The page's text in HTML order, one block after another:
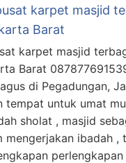
karpet masjid
Barat
karpet masjid
Barat
di Pegadungan,
tempat untuk umat
sholat , masjid
mengerjakan ibadah ,